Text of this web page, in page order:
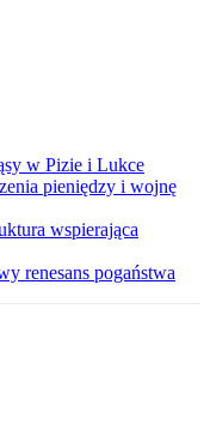
w Pizie i Lukce
pieniędzy i wojnę
wspierająca
renesans pogaństwa